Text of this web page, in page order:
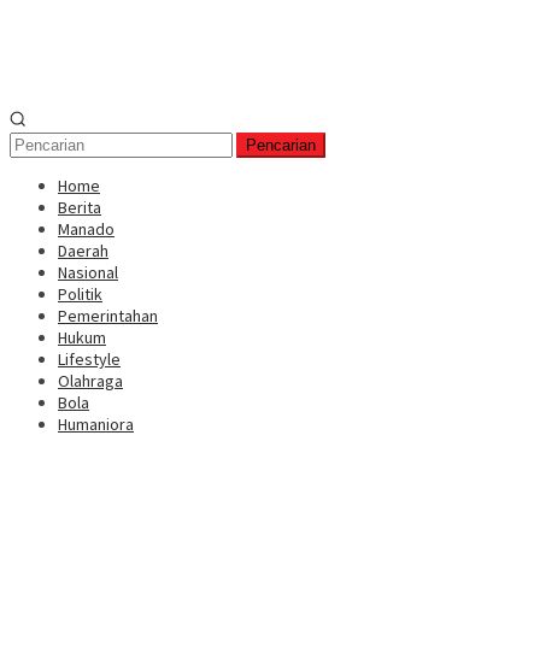
Pencarian
Home
Berita
Manado
Daerah
Nasional
Politik
Pemerintahan
Hukum
Lifestyle
Olahraga
Bola
Humaniora